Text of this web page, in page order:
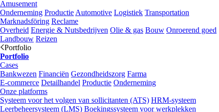
Amusement
Onderneming Productie Automotive Logistiek Transportation
Marknadsföring Reclame
Overheid Energie & Nutsbedrijven Olie & gas Bouw Onroerend goed
Landbouw Reizen
Portfolio
Portfolio
Cases
Bankwezen Financiën Gezondheidszorg Farma
E-commerce Detailhandel Productie Onderneming
Onze platforms
Systeem voor het volgen van sollicitanten (ATS) HRM-systeem
Leerbeheersysteem (LMS) Boekingssysteem voor werkplekken